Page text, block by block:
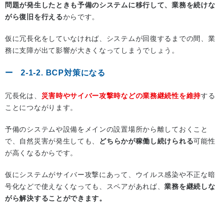
問題が発生したときも予備のシステムに移行して、業務を続けな
がら復旧を行えるからです。
仮に冗長化をしていなければ、システムが回復するまでの間、業
務に支障が出て影響が大きくなってしまうでしょう。
2-1-2. BCP対策になる
冗長化は、 災害時やサイバー攻撃時などの業務継続性を維持する
ことにつながります。
予備のシステムや設備をメインの設置場所から離しておくこと
で、自然災害が発生しても、
どちらかが稼働し続けられる可能性
が高くなるからです。
仮にシステムがサイバー攻撃にあって、ウイルス感染や不正な暗
号化などで使えなくなっても、スペアがあれば、業務を継続しな
がら解決することができます。